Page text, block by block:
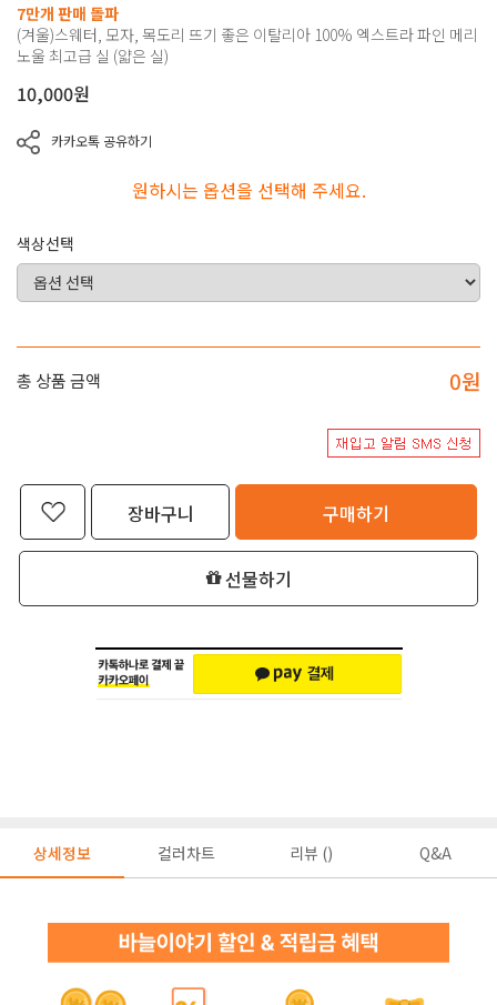
7만개 판매 돌파
(겨울)스웨터, 모자, 목도리 뜨기 좋은 이탈리아 100% 엑스트라 파인 메리
노울 최고급 실 (얇은 실)
10,000원
카카오톡 공유하기
원하시는 옵션을 선택해 주세요.
색상선택
총 상품 금액 0원
장바구니 구매하기
선물하기
상세정보 컬러차트 리뷰 () Q&A